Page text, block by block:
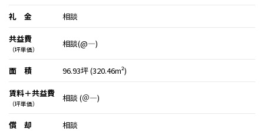
礼 金
相談
共益費
（坪単価）
相談(@―)
面 積
96.93坪 (320.46m²)
賃料＋共益費
（坪単価）
相談 (＠―)
償 却
相談